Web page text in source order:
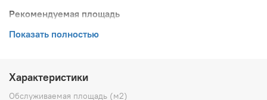
Рекомендуемая площадь
25.5
охлаждения, Вт
2950
Показать полностью
Характеристики
Обслуживаемая площадь (м2)